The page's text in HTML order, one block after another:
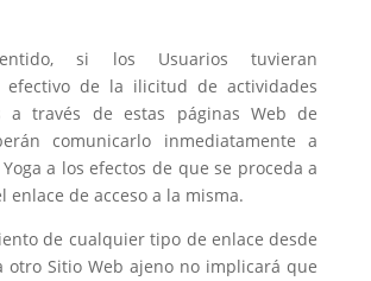
si los Usuarios tuvieran
efectivo de la ilicitud de actividades
a través de estas páginas Web de
comunicarlo inmediatamente a
a los efectos de que se proceda a
enlace de acceso a la misma.
de cualquier tipo de enlace desde
otro Sitio Web ajeno no implicará que